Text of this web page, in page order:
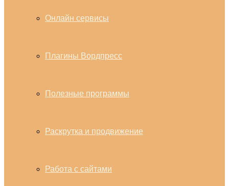
Онлайн сервисы
Плагины Вордпресс
Полезные программы
Раскрутка и продвижение
Работа с сайтами